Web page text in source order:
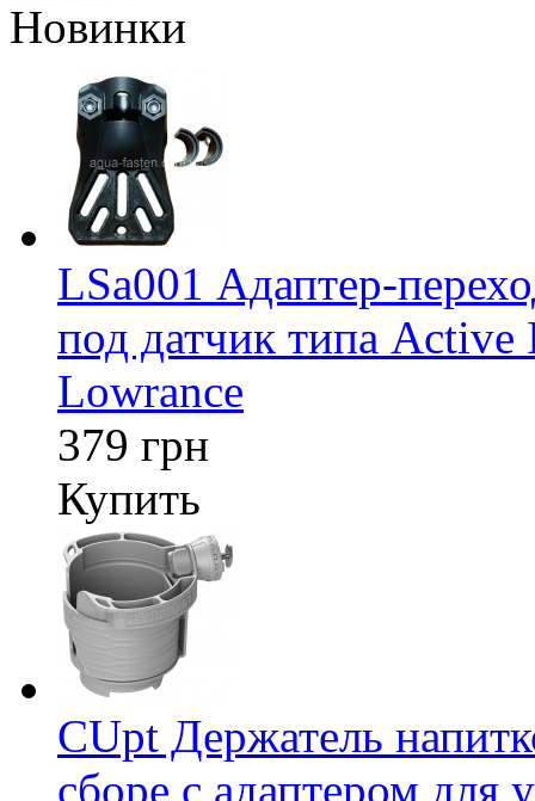
Новинки
LSa001 Адаптер-
под датчик типа Active
Lowrance
379 грн
Купить
CUpt Держатель
сборе с адаптером для